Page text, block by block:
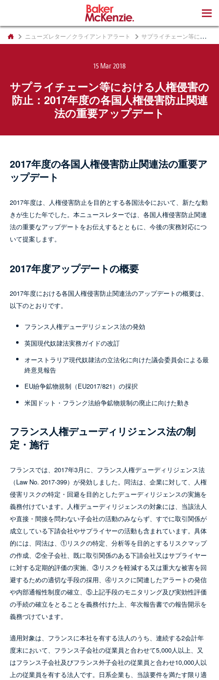
ニューズレター／クライアントアラート サプライチェーン等における人権侵害の防止：2017年度の各国人権侵害防止関連法の重要アップデート
15 Mar 2018
サプライチェーン等における人権侵害の
防止：2017年度の各国人権侵害防止関連
法の重要アップデート
2017年度の各国人権侵害防止関連法の重要ア
ップデート
2017年度は、人権侵害防止を目的とする各国法令において、新たな動
きが生じた年でした。本ニュースレターでは、各国人権侵害防止関連
法の重要なアップデートをお伝えするとともに、今後の実務対応につ
いて提案します。
2017年度アップデートの概要
2017年度における各国人権侵害防止関連法のアップデートの概要は、
以下のとおりです。
フランス人権デューデリジェンス法の発効
英国現代奴隷法実務ガイドの改訂
オーストラリア現代奴隷法の立法化に向けた議会委員会による最
終意見報告
EU紛争鉱物規制（EU2017/821）の採択
米国ドット・フランク法紛争鉱物規制の廃止に向けた動き
フランス人権デューディリジェンス法の制
定・施行
フランスでは、2017年3月に、フランス人権デューディリジェンス法
（Law No. 2017-399）が発効しました。同法は、企業に対して、人権
侵害リスクの特定・回避を目的としたデューディリジェンスの実施を
義務付けています。人権デューディリジェンスの対象には、当該法人
や直接・間接を問わない子会社の活動のみならず、すでに取引関係が
成立している下請会社やサプライヤーの活動も含まれています。具体
的には、同法は、①リスクの特定、分析等を目的とするリスクマップ
の作成、②全子会社、既に取引関係のある下請会社又はサプライヤー
に対する定期的評価の実施、③リスクを軽減する又は重大な被害を回
避するための適切な手段の採用、④リスクに関連したアラートの発信
や内部通報性制度の確立、⑤上記手段のモニタリング及び実効性評価
の手続の確立をとることを義務付けた上、年次報告書での報告開示を
義務づけています。
適用対象は、フランスに本社を有する法人のうち、連続する2会計年
度末において、フランス子会社の従業員と合わせて5,000人以上、又
はフランス子会社及びフランス外子会社の従業員と合わせ10,000人以
上の従業員を有する法人です。日系企業も、当該要件を満たす限り適